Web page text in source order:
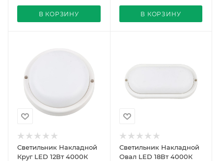
В КОРЗИНУ В КОРЗИНУ
Светильник Накладной
Круг LED 12Вт 4000К
Светильник Накладной
Овал LED 18Вт 4000К